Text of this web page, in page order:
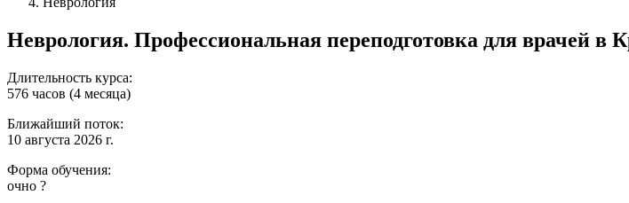
Неврология. Профессиональная переподготовка для врачей в
Длительность курса:
576 часов (4 месяца)
Ближайший поток:
10 августа 2026 г.
Форма обучения:
очно ?